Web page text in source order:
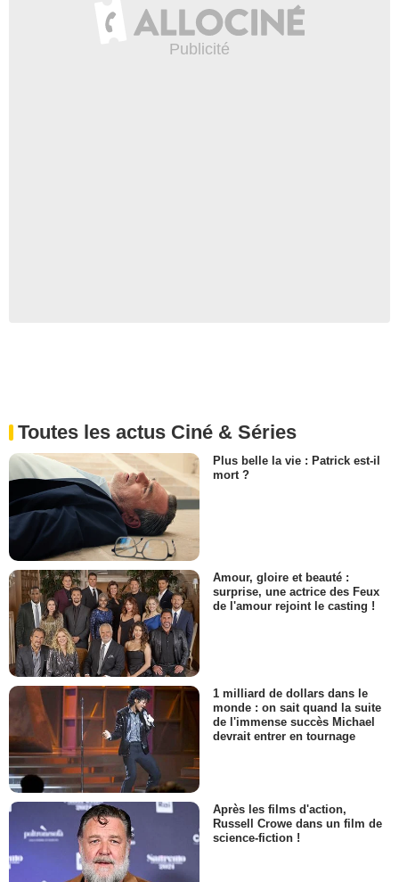
Toutes les actus Ciné & Séries
Plus belle la vie : Patrick est-il
mort ?
Amour, gloire et beauté :
surprise, une actrice des Feux
de l'amour rejoint le casting !
1 milliard de dollars dans le
monde : on sait quand la suite
de l'immense succès Michael
devrait entrer en tournage
Après les films d'action,
Russell Crowe dans un film de
science-fiction !